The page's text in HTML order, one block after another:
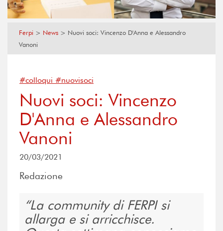
Ferpi > News > Nuovi soci: Vincenzo D'Anna e Alessandro
Vanoni
#colloqui #nuovisoci
Nuovi soci: Vincenzo
D'Anna e Alessandro
Vanoni
20/03/2021
Redazione
La community di FERPI si
allarga e si arricchisce.